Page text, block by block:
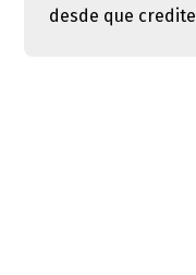
desde que